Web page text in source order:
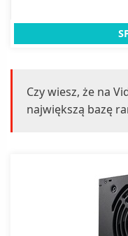
Czy wiesz, że na
największą bazę